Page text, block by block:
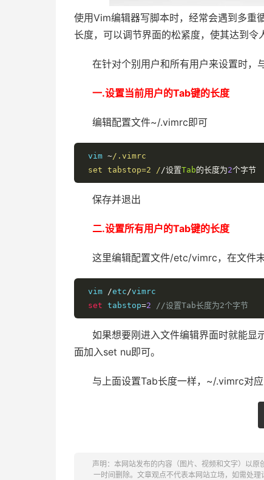
使用Vim编辑器写脚本时，经常会遇到多
长度，可以调节界面的松紧度，使其达到令
在针对个别用户和所有用户来设置时，
一.设置当前用户的Tab键的长度
编辑配置文件~/.vimrc即可
vim ~/.vimrc
set tabstop=2 //设置Tab的长度为2个字节
保存并退出
二.设置所有用户的Tab键的长度
这里编辑配置文件/etc/vimrc，在文件
vim /etc/vimrc
set tabstop=2 //设置Tab长度为2个字节
如果想要刚进入文件编辑界面时就能显
面加入set nu即可。
与上面设置Tab长度一样，~/.vimrc对
声明：本网站发布的内容（图片、视频和文字）以
一时间删除。文章观点不代表本网站立场，如需处